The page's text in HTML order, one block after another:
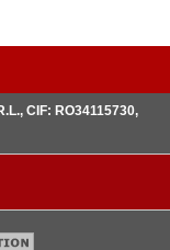
CIF: RO34115730,